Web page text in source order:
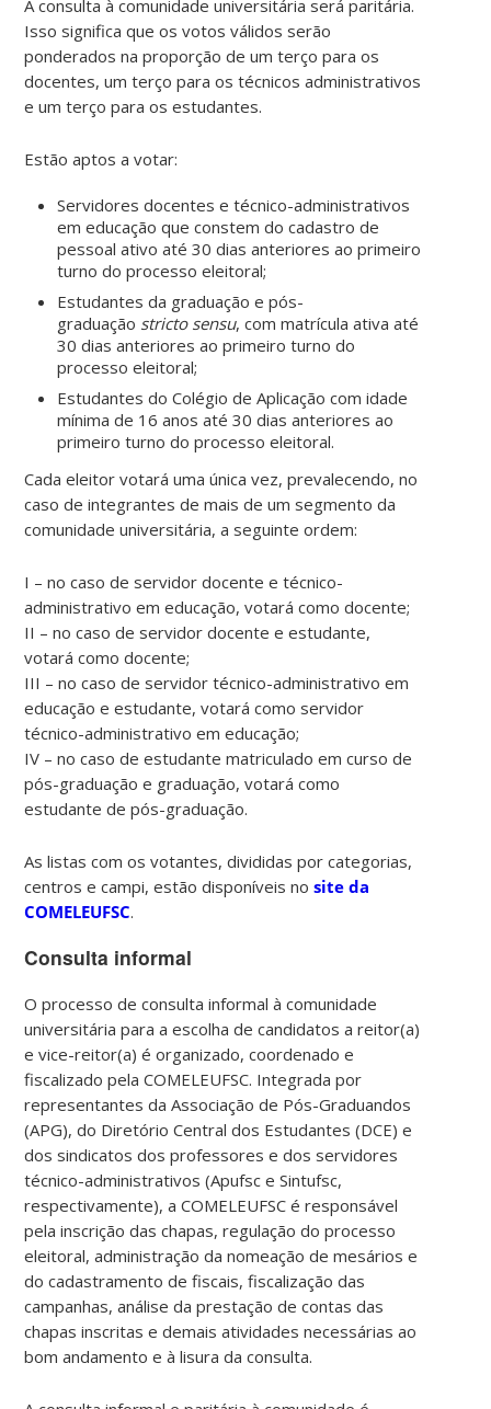
A consulta à comunidade universitária será paritária.
Isso significa que os votos válidos serão
ponderados na proporção de um terço para os
docentes, um terço para os técnicos administrativos
e um terço para os estudantes.
Estão aptos a votar:
Servidores docentes e técnico-administrativos
em educação que constem do cadastro de
pessoal ativo até 30 dias anteriores ao primeiro
turno do processo eleitoral;
Estudantes da graduação e pós-
graduação stricto sensu, com matrícula ativa até
30 dias anteriores ao primeiro turno do
processo eleitoral;
Estudantes do Colégio de Aplicação com idade
mínima de 16 anos até 30 dias anteriores ao
primeiro turno do processo eleitoral.
Cada eleitor votará uma única vez, prevalecendo, no
caso de integrantes de mais de um segmento da
comunidade universitária, a seguinte ordem:
I – no caso de servidor docente e técnico-
administrativo em educação, votará como docente;
II – no caso de servidor docente e estudante,
votará como docente;
III – no caso de servidor técnico-administrativo em
educação e estudante, votará como servidor
técnico-administrativo em educação;
IV – no caso de estudante matriculado em curso de
pós-graduação e graduação, votará como
estudante de pós-graduação.
As listas com os votantes, divididas por categorias,
centros e campi, estão disponíveis nosite da
COMELEUFSC.
Consulta informal
O processo de consulta informal à comunidade
universitária para a escolha de candidatos a reitor(a)
e vice-reitor(a) é organizado, coordenado e
fiscalizado pela COMELEUFSC. Integrada por
representantes da Associação de Pós-Graduandos
(APG), do Diretório Central dos Estudantes (DCE) e
dos sindicatos dos professores e dos servidores
técnico-administrativos (Apufsc e Sintufsc,
respectivamente), a COMELEUFSC é responsável
pela inscrição das chapas, regulação do processo
eleitoral, administração da nomeação de mesários e
do cadastramento de fiscais, fiscalização das
campanhas, análise da prestação de contas das
chapas inscritas e demais atividades necessárias ao
bom andamento e à lisura da consulta.